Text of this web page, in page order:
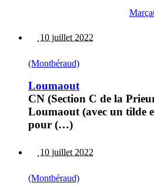
10 juillet 2022
(Montbéraud)
Loumaout
CN (Section C de la
Loumaout (avec un tilde
pour (…)
10 juillet 2022
(Montbéraud)